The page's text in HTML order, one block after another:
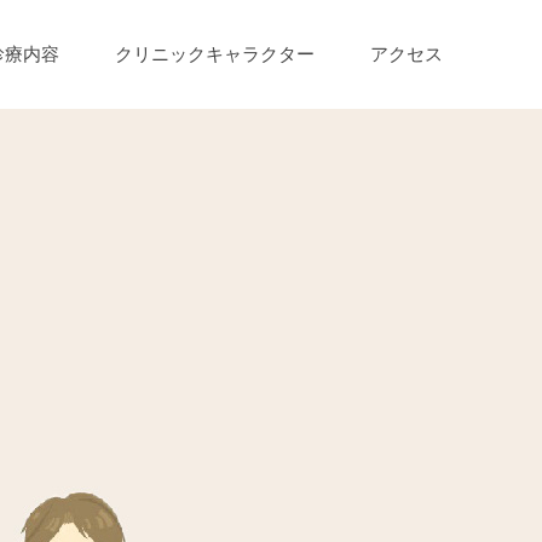
療内容 クリニックキャラクター アクセス